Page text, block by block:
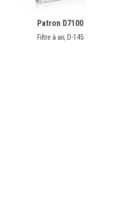
Patron D7100
Filtre à air, D-145